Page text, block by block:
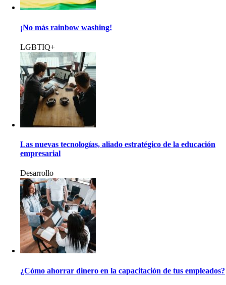
¡No más rainbow washing!
LGBTIQ+
Las nuevas tecnologías, aliado estratégico de la educación
empresarial
Desarrollo
¿Cómo ahorrar dinero en la capacitación de tus empleados?